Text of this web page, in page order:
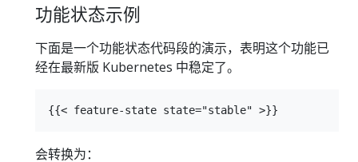
功能状态示例
下面是一个功能状态代码段的演示，表明这个功能已
经在最新版 Kubernetes 中稳定了。
会转换为：